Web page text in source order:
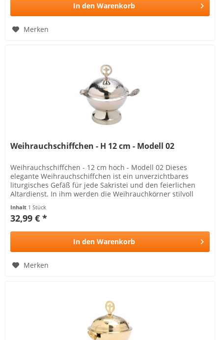
In den Warenkorb
Merken
Weihrauchschiffchen - H 12 cm - Modell 02
Weihrauchschiffchen - 12 cm hoch - Modell 02 Dieses
elegante Weihrauchschiffchen ist ein unverzichtbares
liturgisches Gefäß für jede Sakristei und den feierlichen
Altardienst. In ihm werden die Weihrauchkörner stilvoll
Inhalt 1 Stück
32,99 € *
In den Warenkorb
Merken